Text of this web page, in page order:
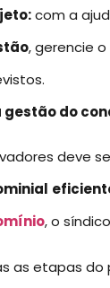
com a
, gerencie
do
deve
, o
as etapas do